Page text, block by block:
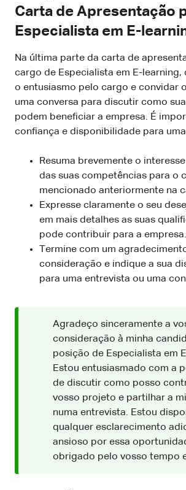
Carta de Apresentação
Especialista em E-
Na última parte da carta de
cargo de Especialista em E-learning,
o entusiasmo pelo cargo e convidar
uma conversa para discutir como
podem beneficiar a empresa. É
confiança e disponibilidade para
Resuma brevemente o
das suas competências para o
mencionado anteriormente na
Expresse claramente o seu
em mais detalhes as suas
pode contribuir para a empresa.
Termine com um
consideração e indique a sua
para uma entrevista ou uma
Agradeço sinceramente a
consideração à minha
posição de Especialista em
Estou entusiasmado com a
de discutir como posso
vosso projeto e partilhar a
numa entrevista. Estou
qualquer esclarecimento
ansioso por essa
obrigado pelo vosso tempo